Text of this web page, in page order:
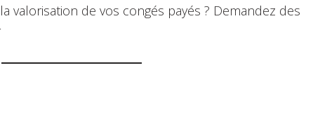
valorisation de vos congés payés ? Demandez des